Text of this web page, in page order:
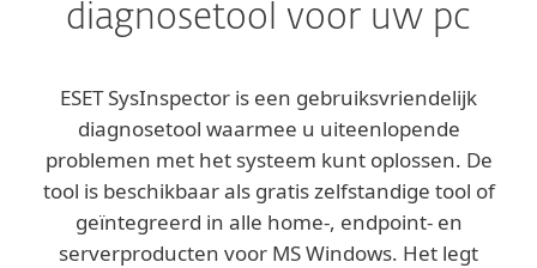
diagnosetool voor uw pc
ESET SysInspector is een gebruiksvriendelijk
diagnosetool waarmee u uiteenlopende
problemen met het systeem kunt oplossen. De
tool is beschikbaar als gratis zelfstandige tool of
geïntegreerd in alle home-, endpoint- en
serverproducten voor MS Windows. Het legt